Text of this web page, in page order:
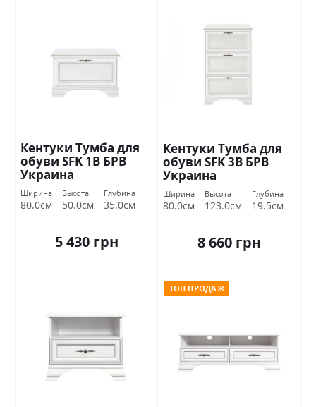
Кентуки Тумба для
обуви SFK 1В БРВ
Украина
Ширина
80.0см
Высота
50.0см
Глубина
35.0см
5 430 грн
Кентуки Тумба для
обуви SFK 3В БРВ
Украина
Ширина
80.0см
Высота
123.0см
Глубина
19.5см
8 660 грн
ТОП ПРОДАЖ